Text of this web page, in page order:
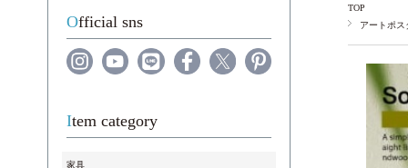
TOP
アートポス
Official sns
Item category
家具